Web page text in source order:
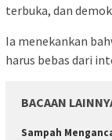
terbuka, dan
Ia menekankan
harus bebas dari
BACAAN
Sampah